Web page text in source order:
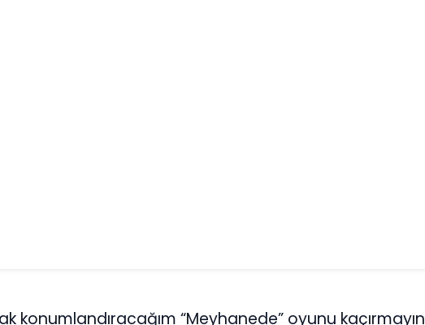
konumlandıracağım “Meyhanede” oyunu kaçırmayın